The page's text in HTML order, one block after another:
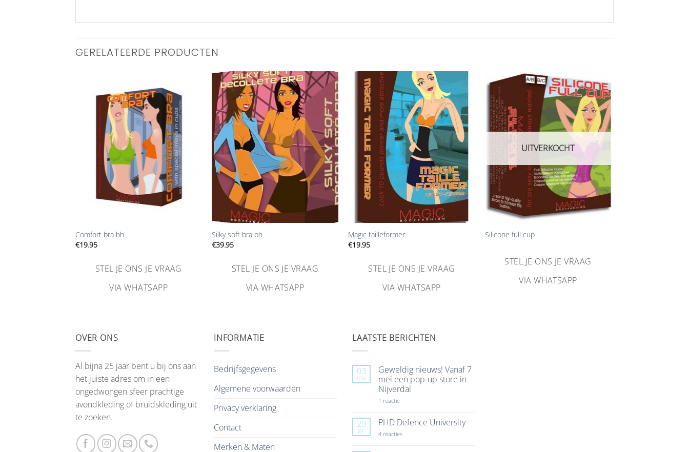
GERELATEERDE PRODUCTEN
Aan
verlanglijst
toevoegen
Comfort bra bh
€19.95
STEL JE ONS JE VRAAG
VIA WHATSAPP
Aan
verlanglijst
toevoegen
Silky soft bra bh
€39.95
STEL JE ONS JE VRAAG
VIA WHATSAPP
Aan
verlanglijst
toevoegen
Magic tailleformer
€19.95
STEL JE ONS JE VRAAG
VIA WHATSAPP
Aan
verlanglijst
toevoegen
+
UITVERKOCHT
Silicone full cup
STEL JE ONS JE VRAAG
VIA WHATSAPP
OVER ONS
Al bijna 25 jaar bent u bij ons aan
het juiste adres om in een
ongedwongen sfeer prachtige
avondkleding of bruidskleding uit
te zoeken.
INFORMATIE
Bedrijfsgegevens
Algemene voorwaarden
Privacy verklaring
Contact
Merken & Maten
LAATSTE BERICHTEN
03
mei
Geweldig nieuws! Vanaf 7
mei een pop-up store in
Nijverdal
1 reactieop
Vanaf
7
mei
20
jan
PHD Defence University
4 reactiesop